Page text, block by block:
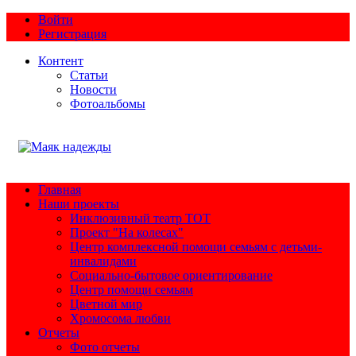
Войти
Регистрация
Контент
Статьи
Новости
Фотоальбомы
Главная
Наши проекты
Инклюзивный театр ТОТ
Проект "На колесах"
Центр комплексной помощи семьям с детьми-
инвалидами
Социально-бытовое ориентирование
Центр помощи семьям
Цветной мир
Хромосома любви
Отчеты
Фото отчеты